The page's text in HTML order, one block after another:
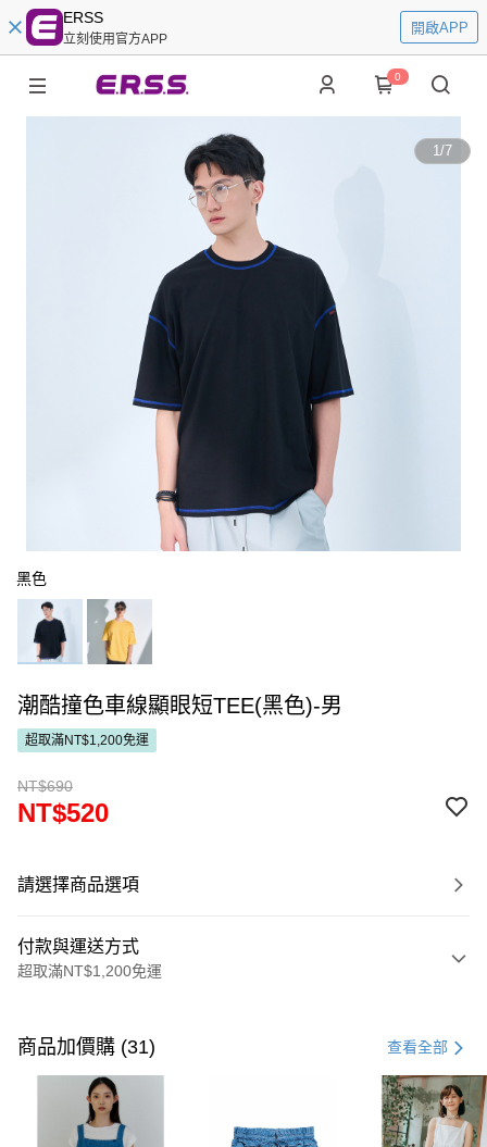
ERSS
立刻使用官方APP
開啟APP
0
1/7
黑色
潮酷撞色車線顯眼短TEE(黑色)-男
超取滿NT$1,200免運
NT$690
NT$520
請選擇商品選項
付款與運送方式
超取滿NT$1,200免運
信用卡一次付款
超商取貨付款
LINE Pay
商品加價購 (31) 查看全部